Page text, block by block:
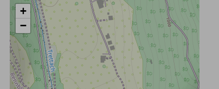
+
−